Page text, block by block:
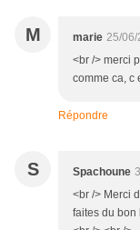
M marie 25/06/
<br /> merci
comme ca, c
Répondre
S Spachoune
<br /> Merci
faites du bon